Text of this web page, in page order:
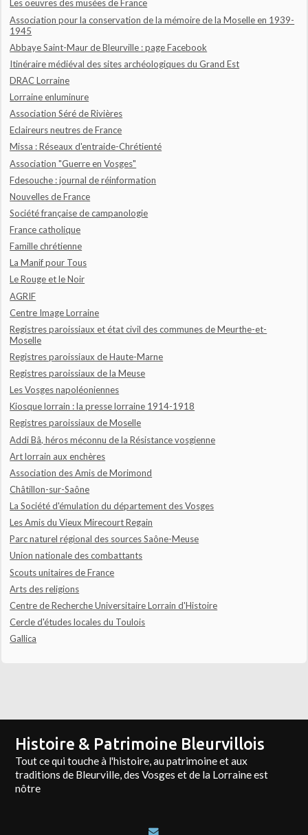
Les oeuvres des musées de France
Association pour la conservation de la mémoire de la Moselle en 1939-
1945
Abbaye Saint-Maur de Bleurville : page Facebook
Itinéraire médiéval des sites archéologiques du Grand Est
DRAC Lorraine
Lorraine enluminure
Association Séré de Rivières
Eclaireurs neutres de France
Missa : Réseaux d'entraide-Chrétienté
Association "Guerre en Vosges"
Fdesouche : journal de réinformation
Nouvelles de France
Société française de campanologie
France catholique
Famille chrétienne
La Manif pour Tous
Le Rouge et le Noir
AGRIF
Centre Image Lorraine
Registres paroissiaux et état civil des communes de Meurthe-et-
Moselle
Registres paroissiaux de Haute-Marne
Registres paroissiaux de la Meuse
Les Vosges napoléoniennes
Kiosque lorrain : la presse lorraine 1914-1918
Registres paroissiaux de Moselle
Addi Bâ, héros méconnu de la Résistance vosgienne
Art lorrain aux enchères
Association des Amis de Morimond
Châtillon-sur-Saône
La Société d'émulation du département des Vosges
Les Amis du Vieux Mirecourt Regain
Parc naturel régional des sources Saône-Meuse
Union nationale des combattants
Scouts unitaires de France
Arts des religions
Centre de Recherche Universitaire Lorrain d'Histoire
Cercle d'études locales du Toulois
Gallica
Histoire & Patrimoine Bleurvillois
Tout ce qui touche à l'histoire, au patrimoine et aux
traditions de Bleurville, des Vosges et de la Lorraine est
nôtre